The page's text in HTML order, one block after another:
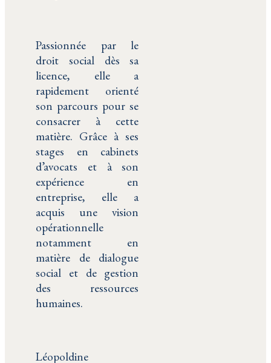
Passionnée par le
droit social dès sa
licence, elle a
rapidement orienté
son parcours pour se
consacrer à cette
matière. Grâce à ses
stages en cabinets
d’avocats et à son
expérience en
entreprise, elle a
acquis une vision
opérationnelle
notamment en
matière de dialogue
social et de gestion
des ressources
humaines.
Léopoldine